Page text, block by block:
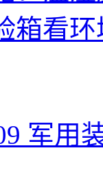
箱看
军用